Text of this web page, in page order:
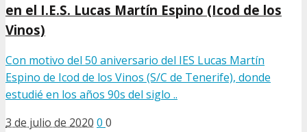
en el I.E.S. Lucas Martín Espino (Icod de los
Vinos)
Con motivo del 50 aniversario del IES Lucas Martín
Espino de Icod de los Vinos (S/C de Tenerife), donde
estudié en los años 90s del siglo ..
3 de julio de 2020 0 0